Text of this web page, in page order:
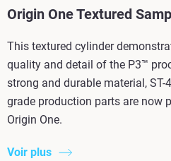
Origin One Textured
This textured cylinder
quality and detail of the P3™
strong and durable material, ST-
grade production parts are now
Origin One.
Voir plus